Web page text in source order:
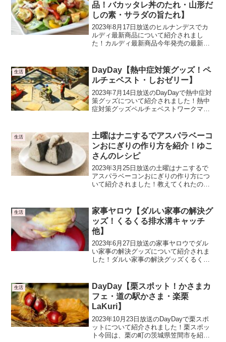
品！バカッタレ丼のたれ・山形だ
しの素・サラダの旨たれ】
2023年8月17日放送のヒルナンデスでカ
ルディ最新商品について紹介されまし
た！カルディ最新商品今年発売の最新商
タレ丼のたれ ばかったれ丼 甘口醤油ベー
ス 醤油だ...
生活
DayDay【熱中症対策グッズ！ペ
ルチェベスト・しおゼリー】
2023年7月14日放送のDayDayで熱中症対
策グッズについて紹介されました！熱中
症対策グッズペルチェベストワークマン
り、最大で10℃まで冷やしてくれます。
ファン付ウエ...
生活
土曜はナニするでアスパラベーコ
ンおにぎりの作り方を紹介！ゆこ
さんのレシピ
2023年3月25日放送の土曜はナニするで
アスパラベーコンおにぎりの作り方につ
いて紹介されました！教えてくれたの
ベーコンおにぎりの材料・ご飯 ３００
ｇ・アスパラガス 2...
生活
家事ヤロウ【ダルい家事の解決グ
ッズ！くるくる排水溝キャッチ
他】
2023年6月27日放送の家事ヤロウでダル
い家事の解決グッズについて紹介されま
した！ダルい家事の解決グッズくるくる
シクリーン・エアコンのフィルターの汚
れを落とします...
生活
DayDay【栗スポット！かさまカ
フェ・道の駅かさま・楽栗
LaKuri】
2023年10月23日放送のDayDayで栗スポ
ットについて紹介されました！栗スポッ
ト今回は、栗の町の茨城県笠間市を紹介